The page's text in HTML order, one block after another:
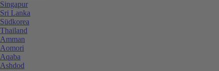
Singapur
Sri Lanka
Südkorea
Thailand
Amman
Aomori
Aqaba
Ashdod